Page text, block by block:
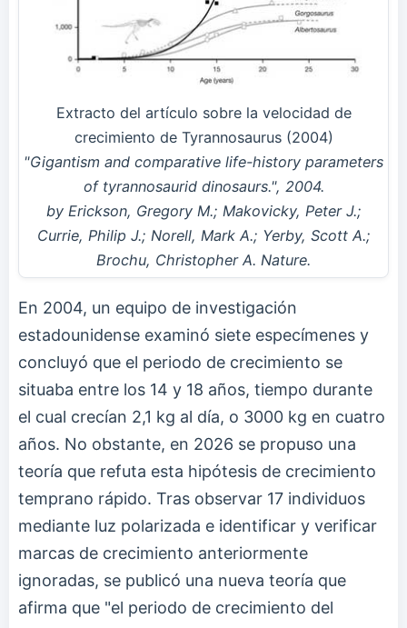
Extracto del artículo sobre la velocidad de
crecimiento de Tyrannosaurus (2004)
"Gigantism and comparative life-history parameters
of tyrannosaurid dinosaurs.", 2004.
by Erickson, Gregory M.; Makovicky, Peter J.;
Currie, Philip J.; Norell, Mark A.; Yerby, Scott A.;
Brochu, Christopher A. Nature.
En 2004, un equipo de investigación
estadounidense examinó siete especímenes y
concluyó que el periodo de crecimiento se
situaba entre los 14 y 18 años, tiempo durante
el cual crecían 2,1 kg al día, o 3000 kg en cuatro
años. No obstante, en 2026 se propuso una
teoría que refuta esta hipótesis de crecimiento
temprano rápido. Tras observar 17 individuos
mediante luz polarizada e identificar y verificar
marcas de crecimiento anteriormente
ignoradas, se publicó una nueva teoría que
afirma que "el periodo de crecimiento del